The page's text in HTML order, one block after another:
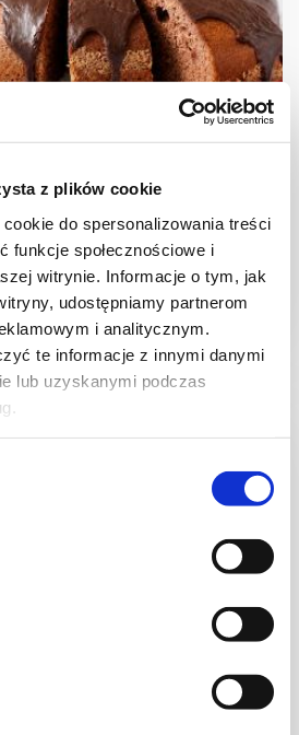
z plików cookie
do spersonalizowania treści
funkcje społecznościowe i
witrynie. Informacje o tym, jak
udostępniamy partnerom
i analitycznym.
te informacje z innymi danymi
lub uzyskanymi podczas
– najprostsze ciasto
5117 kcal 12